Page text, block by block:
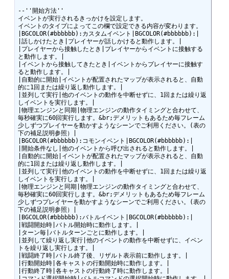
--''開始方法''
イベントが実行されるきっかけを設定します。
イベントのタイプによってこの欄で設定できる内容が変わります。
|BGCOLOR(#bbbbbb):カスタムイベント|BGCOLOR(#bbbbbb):|
|話しかけたとき|プレイヤーが話しかけると動作します。|
|プレイヤーから接触したとき|プレイヤーからイベントに接触する
と動作します。|
|イベントから接触してきたとき|イベントからプレイヤーに接触す
ると動作します。|
|自動的に開始|イベントが配置されたマップが表示されると、自動
的に1回または繰り返し動作します。|
|並列して実行|他のイベントの動作を中断せずに、1回または繰り返
しイベントを実行します。|
|物理エンジンと同期|物理エンジンの動作タイミングと合わせて、
毎秒確実に60回実行します。&br;デメリットもあるため毎フレーム
少しずつプレイヤーを動かすようなシーンでご利用ください。(表の
下の補足説明参照）|
|BGCOLOR(#bbbbbb):コモンイベント|BGCOLOR(#bbbbbb):|
|開始条件なし|他のイベントから呼び出されると動作します。|
|自動的に開始|イベントが配置されたマップが表示されると、自動
的に1回または繰り返し動作します。|
|並列して実行|他のイベントの動作を中断せずに、1回または繰り返
しイベントを実行します。|
|物理エンジンと同期|物理エンジンの動作タイミングと合わせて、
毎秒確実に60回実行します。&br;デメリットもあるため毎フレーム
少しずつプレイヤーを動かすようなシーンでご利用ください。(表の
下の補足説明参照）|
|BGCOLOR(#bbbbbb):バトルイベント|BGCOLOR(#bbbbbb):|
|戦闘開始時|バトル開始時に動作します。|
|ターン毎|バトルターンごとに動作します。|
|並列して繰り返し実行|他のイベントの動作を中断せずに、イベン
トを繰り返し実行します。|
|戦闘終了時|バトル終了後、リザルト表示前に動作します。|
|行動開始時|各キャストの行動開始時に動作します。|
|行動終了時|各キャストの行動終了時に動作します。|